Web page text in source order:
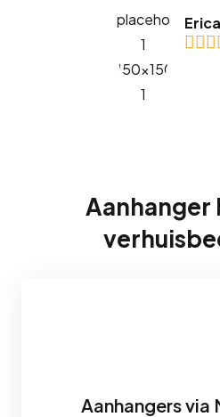
Erica
Aanhanger
Aanhangers